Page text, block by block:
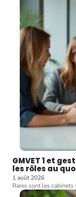
GMVET 1 et
les rôles au
1 août 2026
Rares sont les